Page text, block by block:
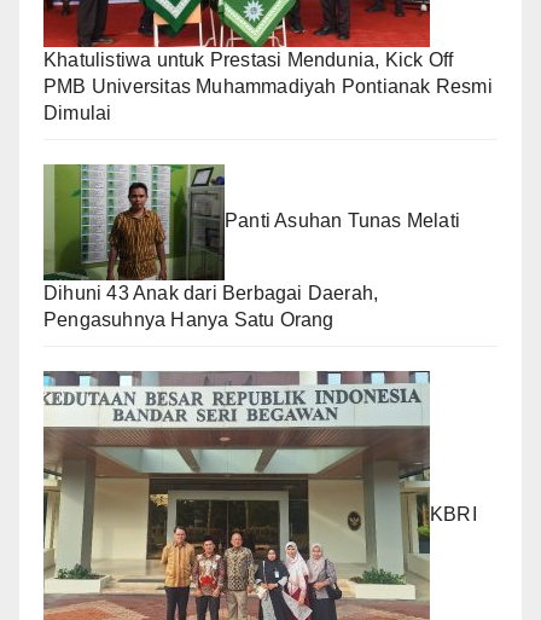
Khatulistiwa untuk Prestasi Mendunia, Kick Off
PMB Universitas Muhammadiyah Pontianak Resmi
Dimulai
Panti Asuhan Tunas Melati
Dihuni 43 Anak dari Berbagai Daerah,
Pengasuhnya Hanya Satu Orang
KBRI